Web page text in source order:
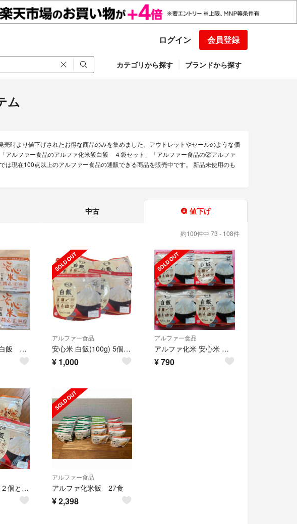
ログイン 会員登録
カテゴリから探す ブランドから探す
ム
時より値下げされたお得な商品のみを集めました。アウトレットやセールのような価
アルファー食品のアルファ化米飯白飯 ４袋セット」「アルファー食品の②アルファ
現在100点以上のアルファー食品の通販できる商品を販売中です。 新品未使用のも
中古 値下げ
約100件中 73 - 108件
アルファ化米飯白飯 ４袋セット
アルファー食品
安心米 白飯(100g) 5個セット
¥ 1,000
アルファー食品
アルファ化米 安心米 白飯4袋セット非常食介護食健康食お米尾西アウトドア携帯食
¥790
安心米 五目ご飯２個と白飯１個
アルファー食品
アルファ化米飯 27食
¥2,398